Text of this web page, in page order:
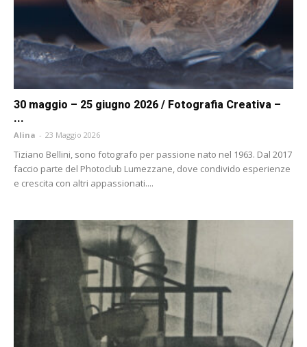
30 maggio – 25 giugno 2026 / Fotografia Creativa –
...
Alina - 23 Maggio 2026
Tiziano Bellini, sono fotografo per passione nato nel 1963. Dal 2017
faccio parte del Photoclub Lumezzane, dove condivido esperienze
e crescita con altri appassionati....